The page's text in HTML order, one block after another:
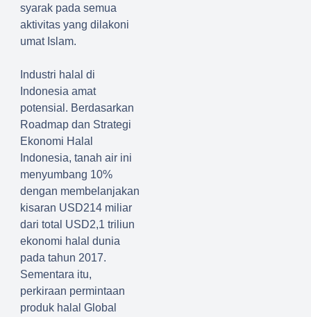
syarak pada semua
aktivitas yang dilakoni
umat Islam.
Industri halal di
Indonesia amat
potensial. Berdasarkan
Roadmap dan Strategi
Ekonomi Halal
Indonesia, tanah air ini
menyumbang 10%
dengan membelanjakan
kisaran USD214 miliar
dari total USD2,1 triliun
ekonomi halal dunia
pada tahun 2017.
Sementara itu,
perkiraan permintaan
produk halal Global